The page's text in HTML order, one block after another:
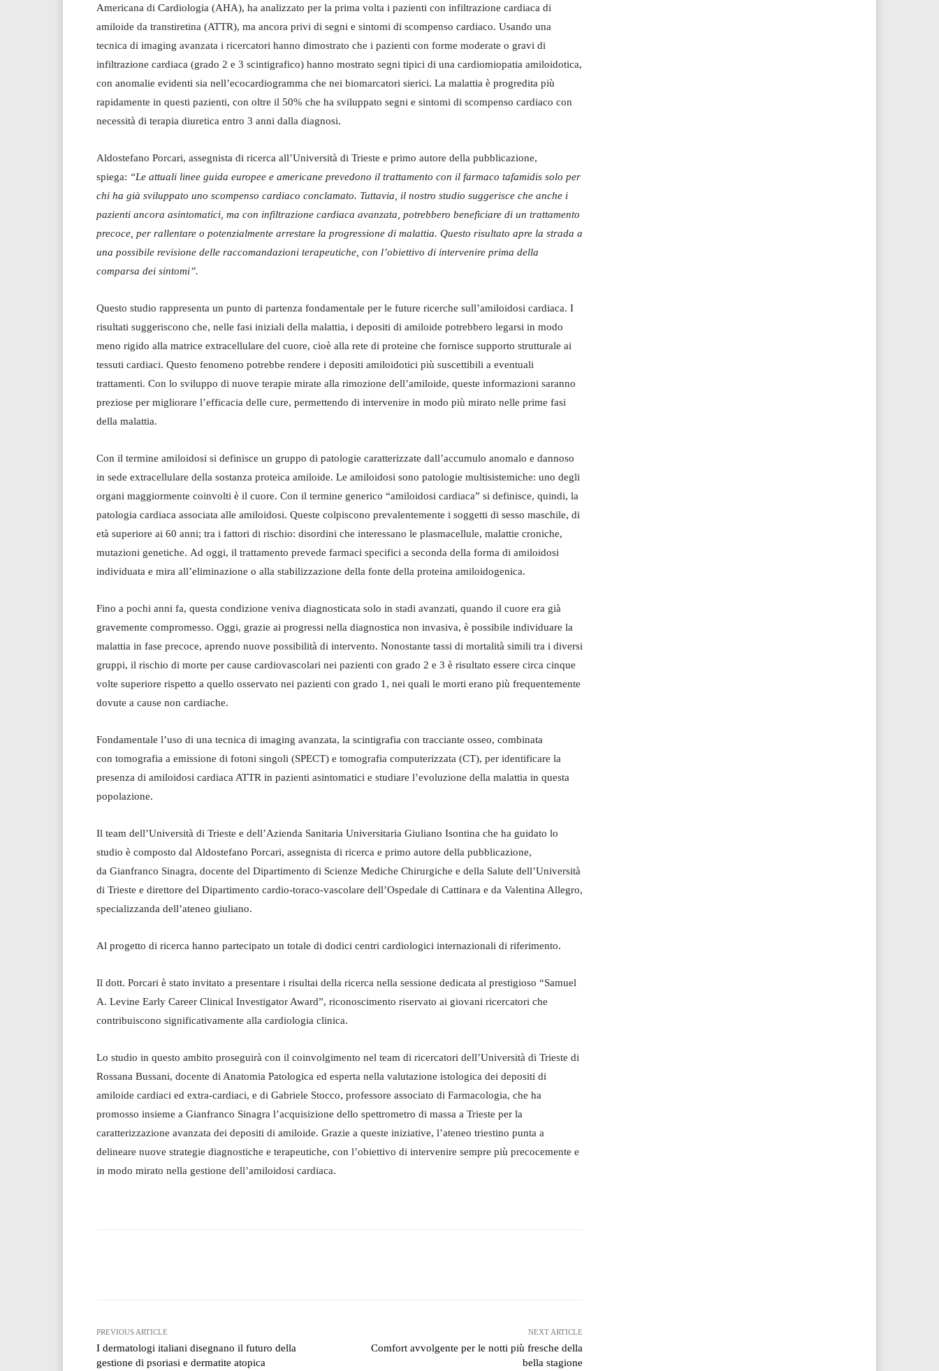
Americana di Cardiologia (AHA), ha analizzato per la prima volta i pazienti con infiltrazione cardiaca di
amiloide da transtiretina (ATTR), ma ancora privi di segni e sintomi di scompenso cardiaco. Usando una
tecnica di imaging avanzata i ricercatori hanno dimostrato che i pazienti con forme moderate o gravi di
infiltrazione cardiaca (grado 2 e 3 scintigrafico) hanno mostrato segni tipici di una cardiomiopatia amiloidotica,
con anomalie evidenti sia nell’ecocardiogramma che nei biomarcatori sierici. La malattia è progredita più
rapidamente in questi pazienti, con oltre il 50% che ha sviluppato segni e sintomi di scompenso cardiaco con
necessità di terapia diuretica entro 3 anni dalla diagnosi.
Aldostefano Porcari, assegnista di ricerca all’Università di Trieste e primo autore della pubblicazione,
spiega: “Le attuali linee guida europee e americane prevedono il trattamento con il farmaco tafamidis solo per
chi ha già sviluppato uno scompenso cardiaco conclamato. Tuttavia, il nostro studio suggerisce che anche i
pazienti ancora asintomatici, ma con infiltrazione cardiaca avanzata, potrebbero beneficiare di un trattamento
precoce, per rallentare o potenzialmente arrestare la progressione di malattia. Questo risultato apre la strada a
una possibile revisione delle raccomandazioni terapeutiche, con l’obiettivo di intervenire prima della
comparsa dei sintomi”.
Questo studio rappresenta un punto di partenza fondamentale per le future ricerche sull’amiloidosi cardiaca. I
risultati suggeriscono che, nelle fasi iniziali della malattia, i depositi di amiloide potrebbero legarsi in modo
meno rigido alla matrice extracellulare del cuore, cioè alla rete di proteine che fornisce supporto strutturale ai
tessuti cardiaci. Questo fenomeno potrebbe rendere i depositi amiloidotici più suscettibili a eventuali
trattamenti. Con lo sviluppo di nuove terapie mirate alla rimozione dell’amiloide, queste informazioni saranno
preziose per migliorare l’efficacia delle cure, permettendo di intervenire in modo più mirato nelle prime fasi
della malattia.
Con il termine amiloidosi si definisce un gruppo di patologie caratterizzate dall’accumulo anomalo e dannoso
in sede extracellulare della sostanza proteica amiloide. Le amiloidosi sono patologie multisistemiche: uno degli
organi maggiormente coinvolti è il cuore. Con il termine generico “amiloidosi cardiaca” si definisce, quindi, la
patologia cardiaca associata alle amiloidosi. Queste colpiscono prevalentemente i soggetti di sesso maschile, di
età superiore ai 60 anni; tra i fattori di rischio: disordini che interessano le plasmacellule, malattie croniche,
mutazioni genetiche. Ad oggi, il trattamento prevede farmaci specifici a seconda della forma di amiloidosi
individuata e mira all’eliminazione o alla stabilizzazione della fonte della proteina amiloidogenica.
Fino a pochi anni fa, questa condizione veniva diagnosticata solo in stadi avanzati, quando il cuore era già
gravemente compromesso. Oggi, grazie ai progressi nella diagnostica non invasiva, è possibile individuare la
malattia in fase precoce, aprendo nuove possibilità di intervento. Nonostante tassi di mortalità simili tra i diversi
gruppi, il rischio di morte per cause cardiovascolari nei pazienti con grado 2 e 3 è risultato essere circa cinque
volte superiore rispetto a quello osservato nei pazienti con grado 1, nei quali le morti erano più frequentemente
dovute a cause non cardiache.
Fondamentale l’uso di una tecnica di imaging avanzata, la scintigrafia con tracciante osseo, combinata
con tomografia a emissione di fotoni singoli (SPECT) e tomografia computerizzata (CT), per identificare la
presenza di amiloidosi cardiaca ATTR in pazienti asintomatici e studiare l’evoluzione della malattia in questa
popolazione.
Il team dell’Università di Trieste e dell’Azienda Sanitaria Universitaria Giuliano Isontina che ha guidato lo
studio è composto dal Aldostefano Porcari, assegnista di ricerca e primo autore della pubblicazione,
da Gianfranco Sinagra, docente del Dipartimento di Scienze Mediche Chirurgiche e della Salute dell’Università
di Trieste e direttore del Dipartimento cardio-toraco-vascolare dell’Ospedale di Cattinara e da Valentina Allegro,
specializzanda dell’ateneo giuliano.
Al progetto di ricerca hanno partecipato un totale di dodici centri cardiologici internazionali di riferimento.
Il dott. Porcari è stato invitato a presentare i risultai della ricerca nella sessione dedicata al prestigioso “Samuel
A. Levine Early Career Clinical Investigator Award”, riconoscimento riservato ai giovani ricercatori che
contribuiscono significativamente alla cardiologia clinica.
Lo studio in questo ambito proseguirà con il coinvolgimento nel team di ricercatori dell’Università di Trieste di
Rossana Bussani, docente di Anatomia Patologica ed esperta nella valutazione istologica dei depositi di
amiloide cardiaci ed extra-cardiaci, e di Gabriele Stocco, professore associato di Farmacologia, che ha
promosso insieme a Gianfranco Sinagra l’acquisizione dello spettrometro di massa a Trieste per la
caratterizzazione avanzata dei depositi di amiloide. Grazie a queste iniziative, l’ateneo triestino punta a
delineare nuove strategie diagnostiche e terapeutiche, con l’obiettivo di intervenire sempre più precocemente e
in modo mirato nella gestione dell’amiloidosi cardiaca.
PREVIOUS ARTICLE
I dermatologi italiani disegnano il futuro della
gestione di psoriasi e dermatite atopica
NEXT ARTICLE
Comfort avvolgente per le notti più fresche della
bella stagione